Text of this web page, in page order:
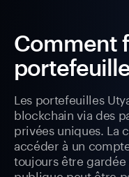
Comment
Les portefeuilles
blockchain via des
privées uniques. La
accéder à un
toujours être